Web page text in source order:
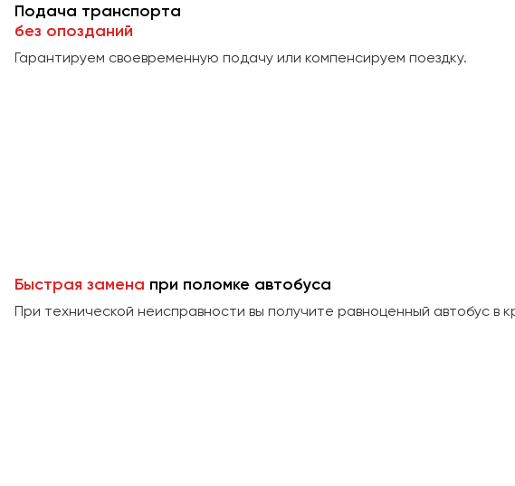
Подача транспорта
без опозданий
Гарантируем своевременную подачу или компенсируем поездку.
Быстрая замена при поломке автобуса
При технической неисправности вы получите равноценный автобус в